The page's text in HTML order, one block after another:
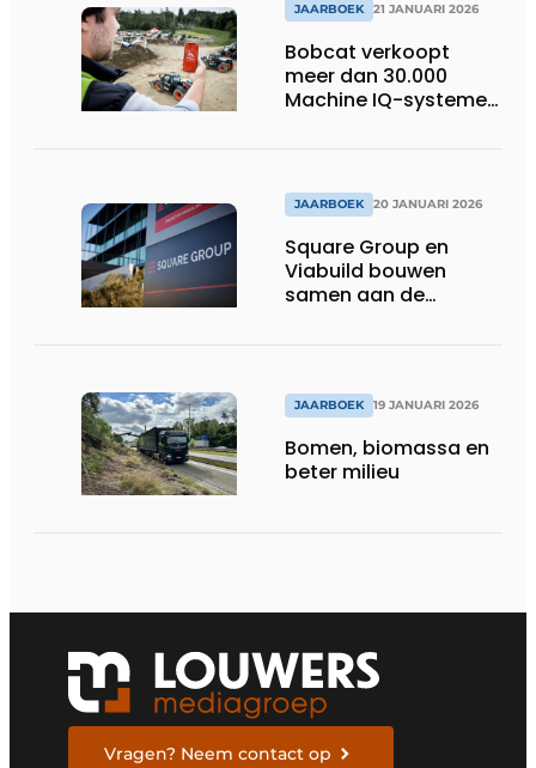
JAARBOEK 21 JANUARI 2026
Bobcat verkoopt
meer dan 30.000
Machine IQ-systemen
JAARBOEK 20 JANUARI 2026
Square Group en
Viabuild bouwen
samen aan de
JAARBOEK 19 JANUARI 2026
Bomen, biomassa en
beter milieu
Vragen? Neem contact op